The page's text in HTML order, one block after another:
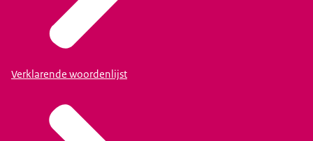
Verklarende woordenlijst